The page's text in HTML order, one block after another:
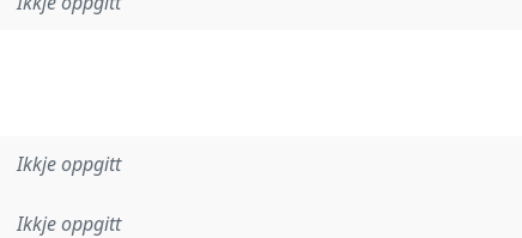
Ikkje oppgitt
Ikkje oppgitt